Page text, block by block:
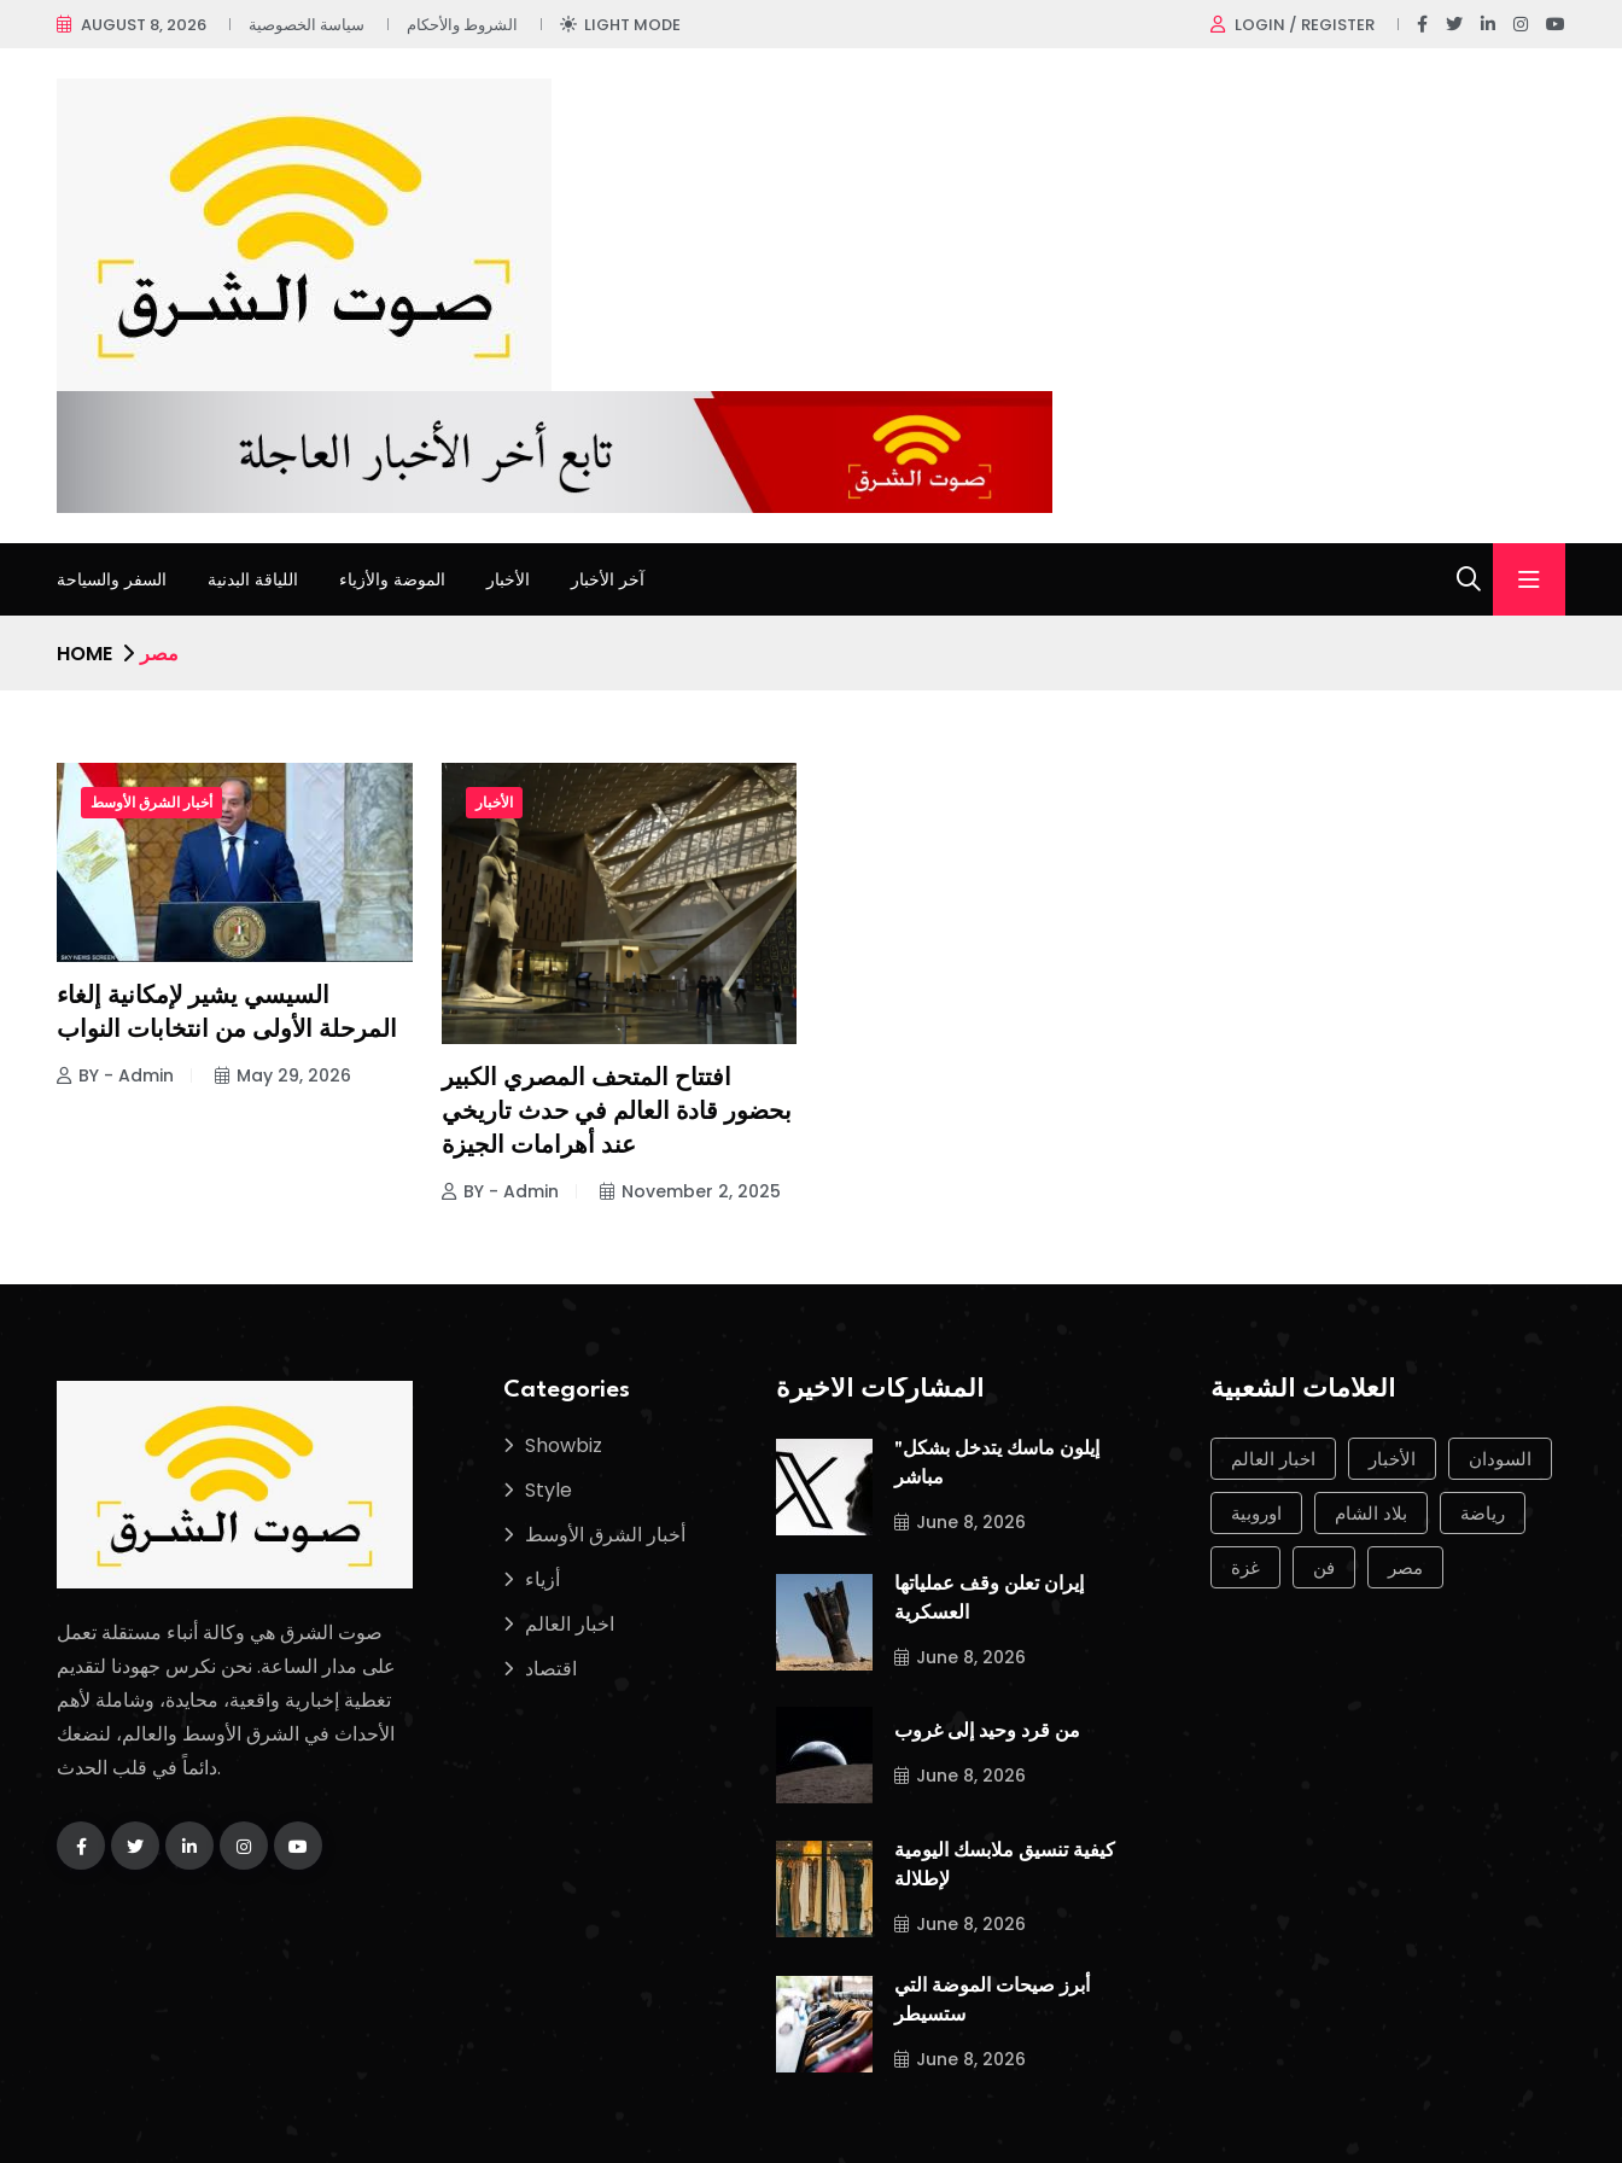
AUGUST 8, 2026 سياسة الخصوصية الشروط والأحكام LIGHT MODE LOGIN / REGISTER
السفر والسياحة اللياقة البدنية الموضة والأزياء الأخبار آخر الأخبار
HOME مصر
أخبار الشرق الأوسط
السيسي يشير لإمكانية إلغاء
المرحلة الأولى من انتخابات النواب
BY - Admin May 29, 2026
الأخبار
افتتاح المتحف المصري الكبير
بحضور قادة العالم في حدث تاريخي
عند أهرامات الجيزة
BY - Admin November 2, 2025
صوت الشرق هي وكالة أنباء مستقلة تعمل
على مدار الساعة. نحن نكرس جهودنا لتقديم
تغطية إخبارية واقعية، محايدة، وشاملة لأهم
الأحداث في الشرق الأوسط والعالم، لنضعك
دائماً في قلب الحدث.
Categories
Showbiz
Style
أخبار الشرق الأوسط
أزياء
اخبار العالم
اقتصاد
المشاركات الأخيرة
"إيلون ماسك يتدخل بشكل
مباشر
June 8, 2026
إيران تعلن وقف عملياتها
العسكرية
June 8, 2026
من قرد وحيد إلى غروب
June 8, 2026
كيفية تنسيق ملابسك اليومية
لإطلالة
June 8, 2026
أبرز صيحات الموضة التي
ستسيطر
June 8, 2026
العلامات الشعبية
اخبار العالم الأخبار السودان
اوروبية بلاد الشام رياضة
غزة فن مصر